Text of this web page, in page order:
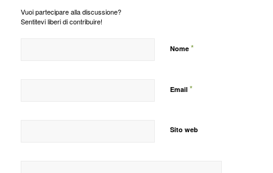
Vuoi partecipare alla discussione?
Sentitevi liberi di contribuire!
Nome *
Email *
Sito web